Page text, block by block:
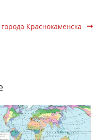
Краснокаменска